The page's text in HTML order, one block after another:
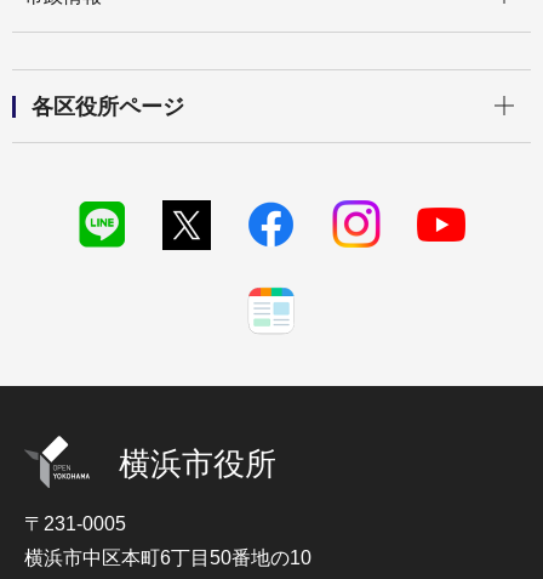
各区役所ページ
横浜市役所
〒231-0005
横浜市中区本町6丁目50番地の10